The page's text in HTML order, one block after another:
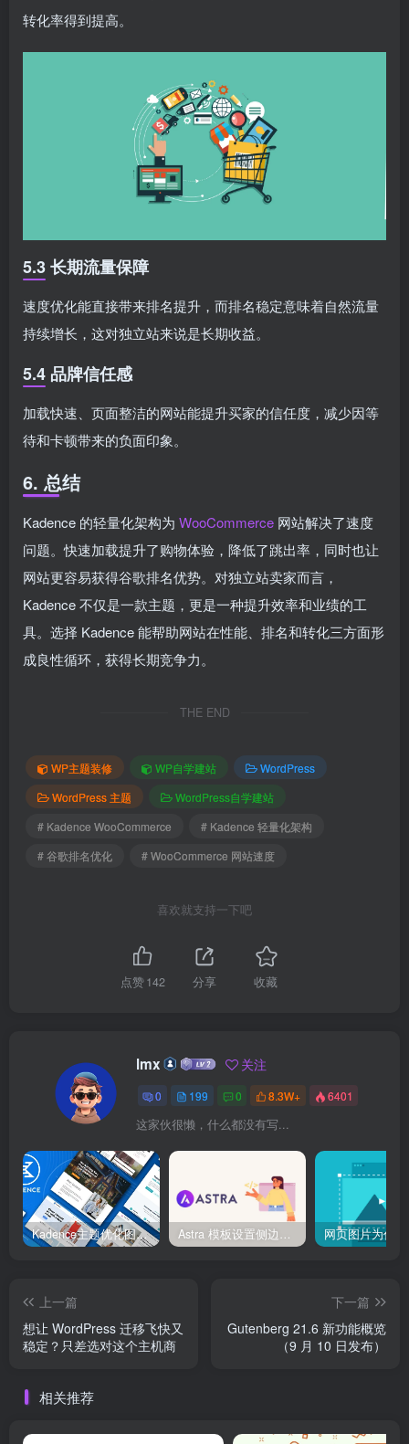
转化率得到提高。
5.3 长期流量保障
速度优化能直接带来排名提升，而排名稳定意味着自然流量
持续增长，这对独立站来说是长期收益。
5.4 品牌信任感
加载快速、页面整洁的网站能提升买家的信任度，减少因等
待和卡顿带来的负面印象。
6. 总结
Kadence 的轻量化架构为 WooCommerce 网站解决了速度
问题。快速加载提升了购物体验，降低了跳出率，同时也让
网站更容易获得谷歌排名优势。对独立站卖家而言，
Kadence 不仅是一款主题，更是一种提升效率和业绩的工
具。选择 Kadence 能帮助网站在性能、排名和转化三方面形
成良性循环，获得长期竞争力。
THE END
WP主题装修 WP自学建站
WordPress
WordPress 主题
WordPress自学建站
# Kadence WooCommerce
# Kadence 轻量化架构
# 谷歌排名优化
# WooCommerce 网站速度
喜欢就支持一下吧
点赞142 分享 收藏
lmx 关注
0 199 0 8.3W+ 6401
这家伙很懒，什么都没有写...
Kadence主题优化图像加载速度完全指南：让你的站点快到超乎想象！ Astra 模板设置侧边栏与全宽页面切换
上一篇
想让 WordPress 迁移飞快又
稳定？只差选对这个主机商
下一篇
Gutenberg 21.6 新功能概览
（9 月 10 日发布）
相关推荐